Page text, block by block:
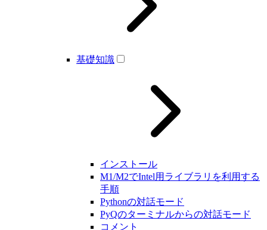
基礎知識
インストール
M1/M2でIntel用ライブラリを利用する
手順
Pythonの対話モード
PyQのターミナルからの対話モード
コメント